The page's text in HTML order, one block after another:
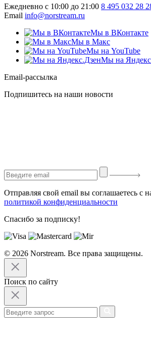
Ежедневно с 10:00 до 21:00 8 495 032 28
Email info@norstream.ru
Мы в ВКонтакте
Мы в Макс
Мы на YouTube
Мы на
Email-рассылка
Подпишитесь на наши новости
Отправляя свой email вы соглашаетесь с
политикой конфиденциальности
Спасибо за подписку!
© 2026 Norstream. Все права защищены.
Поиск по сайту